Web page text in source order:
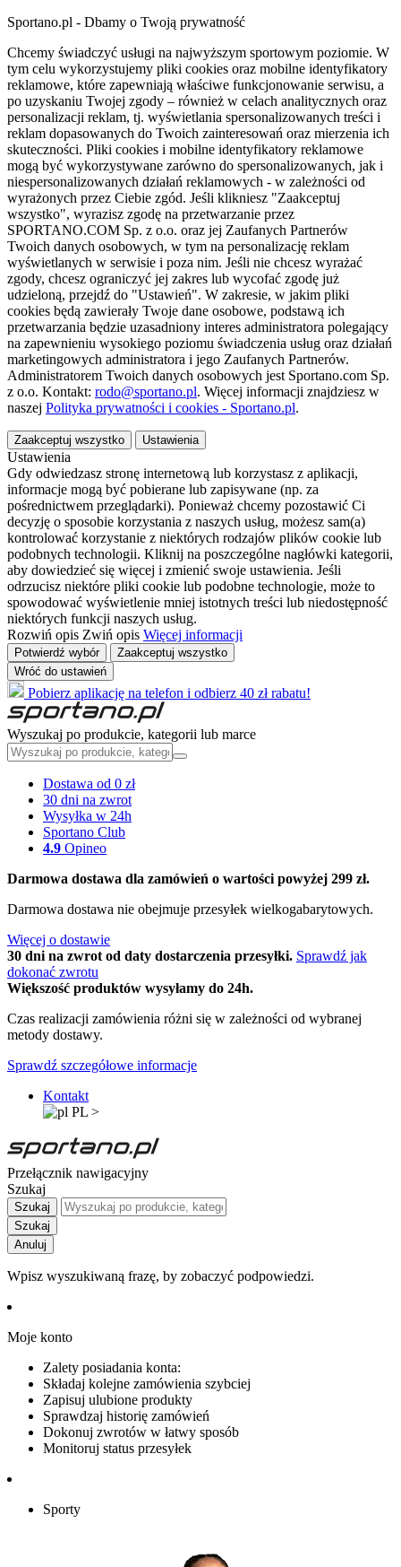
Sportano.pl - Dbamy o Twoją prywatność
Chcemy świadczyć usługi na najwyższym sportowym poziomie. W
tym celu wykorzystujemy pliki cookies oraz mobilne identyfikatory
reklamowe, które zapewniają właściwe funkcjonowanie serwisu, a
po uzyskaniu Twojej zgody – również w celach analitycznych oraz
personalizacji reklam, tj. wyświetlania spersonalizowanych treści i
reklam dopasowanych do Twoich zainteresowań oraz mierzenia ich
skuteczności. Pliki cookies i mobilne identyfikatory reklamowe
mogą być wykorzystywane zarówno do spersonalizowanych, jak i
niespersonalizowanych działań reklamowych - w zależności od
wyrażonych przez Ciebie zgód. Jeśli klikniesz "Zaakceptuj
wszystko", wyrazisz zgodę na przetwarzanie przez
SPORTANO.COM Sp. z o.o. oraz jej Zaufanych Partnerów
Twoich danych osobowych, w tym na personalizację reklam
wyświetlanych w serwisie i poza nim. Jeśli nie chcesz wyrażać
zgody, chcesz ograniczyć jej zakres lub wycofać zgodę już
udzieloną, przejdź do "Ustawień". W zakresie, w jakim pliki
cookies będą zawierały Twoje dane osobowe, podstawą ich
przetwarzania będzie uzasadniony interes administratora polegający
na zapewnieniu wysokiego poziomu świadczenia usług oraz działań
marketingowych administratora i jego Zaufanych Partnerów.
Administratorem Twoich danych osobowych jest Sportano.com Sp.
z o.o. Kontakt: rodo@sportano.pl. Więcej informacji znajdziesz w
naszej Polityka prywatności i cookies - Sportano.pl.
Zaakceptuj wszystko Ustawienia
Ustawienia
Gdy odwiedzasz stronę internetową lub korzystasz z aplikacji,
informacje mogą być pobierane lub zapisywane (np. za
pośrednictwem przeglądarki). Ponieważ chcemy pozostawić Ci
decyzję o sposobie korzystania z naszych usług, możesz sam(a)
kontrolować korzystanie z niektórych rodzajów plików cookie lub
podobnych technologii. Kliknij na poszczególne nagłówki kategorii,
aby dowiedzieć się więcej i zmienić swoje ustawienia. Jeśli
odrzucisz niektóre pliki cookie lub podobne technologie, może to
spowodować wyświetlenie mniej istotnych treści lub niedostępność
niektórych funkcji naszych usług.
Rozwiń opis Zwiń opis Więcej informacji
Potwierdź wybór
Zaakceptuj wszystko
Wróć do ustawień
Pobierz aplikację na telefon i odbierz 40 zł rabatu!
Wyszukaj po produkcie, kategorii lub marce
Dostawa od 0 zł
30 dni na zwrot
Wysyłka w 24h
Sportano Club
4.9 Opineo
Darmowa dostawa dla zamówień o wartości powyżej 299 zł.
Darmowa dostawa nie obejmuje przesyłek wielkogabarytowych.
Więcej o dostawie
30 dni na zwrot od daty dostarczenia przesyłki. Sprawdź jak
dokonać zwrotu
Większość produktów wysyłamy do 24h.
Czas realizacji zamówienia różni się w zależności od wybranej
metody dostawy.
Sprawdź szczegółowe informacje
Kontakt
PL >
Przełącznik nawigacyjny
Szukaj
Szukaj
Szukaj
Anuluj
Wpisz wyszukiwaną frazę, by zobaczyć podpowiedzi.
Moje konto
Zalety posiadania konta:
Składaj kolejne zamówienia szybciej
Zapisuj ulubione produkty
Sprawdzaj historię zamówień
Dokonuj zwrotów w łatwy sposób
Monitoruj status przesyłek
Sporty